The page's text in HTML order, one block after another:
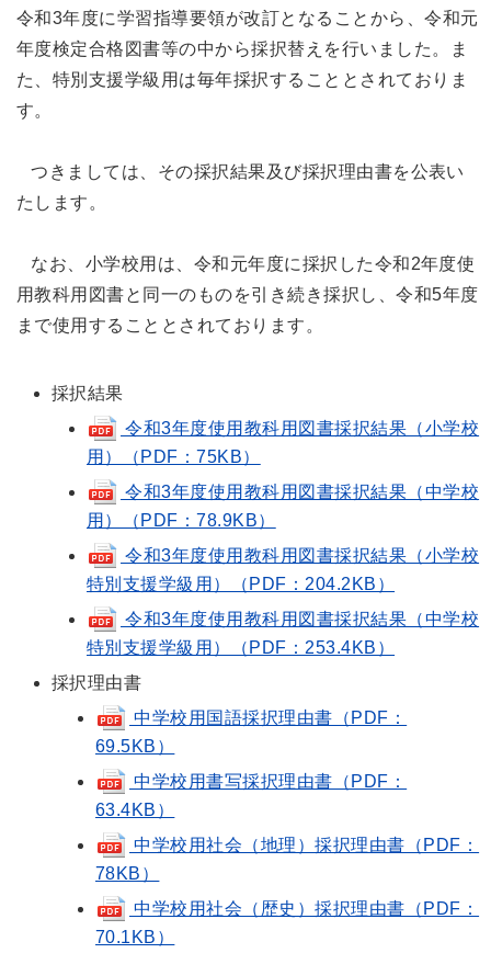
令和3年度に学習指導要領が改訂となることから、令和元
年度検定合格図書等の中から採択替えを行いました。ま
た、特別支援学級用は毎年採択することとされておりま
す。
つきましては、その採択結果及び採択理由書を公表い
たします。
なお、小学校用は、令和元年度に採択した令和2年度使
用教科用図書と同一のものを引き続き採択し、令和5年度
まで使用することとされております。
採択結果
令和3年度使用教科用図書採択結果（小学校
用）（PDF：75KB）
令和3年度使用教科用図書採択結果（中学校
用）（PDF：78.9KB）
令和3年度使用教科用図書採択結果（小学校
特別支援学級用）（PDF：204.2KB）
令和3年度使用教科用図書採択結果（中学校
特別支援学級用）（PDF：253.4KB）
採択理由書
中学校用国語採択理由書（PDF：
69.5KB）
中学校用書写採択理由書（PDF：
63.4KB）
中学校用社会（地理）採択理由書（PDF：
78KB）
中学校用社会（歴史）採択理由書（PDF：
70.1KB）